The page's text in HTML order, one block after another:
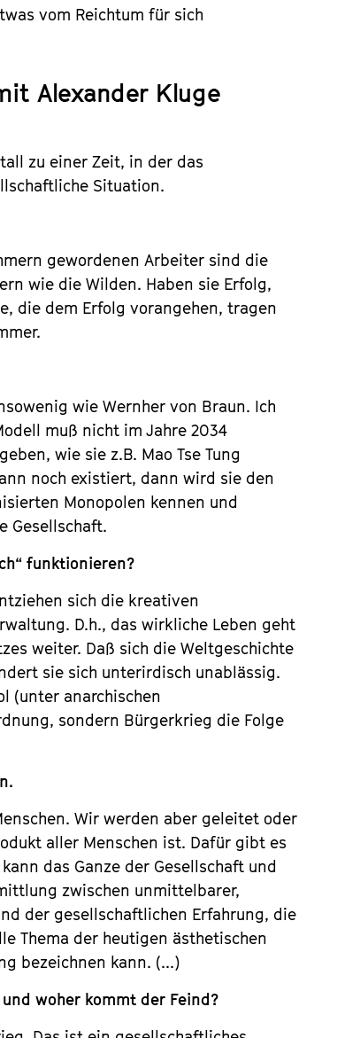
vom Reichtum für sich
Alexander Kluge
zu einer Zeit, in der das
Situation.
gewordenen Arbeiter sind die
wie die Wilden. Haben sie Erfolg,
die dem Erfolg vorangehen, tragen
wie Wernher von Braun. Ich
muß nicht im Jahre 2034
wie sie z.B. Mao Tse Tung
noch existiert, dann wird sie den
Monopolen kennen und
Gesellschaft.
funktionieren?
sich die kreativen
D.h., das wirkliche Leben geht
weiter. Daß sich die Weltgeschichte
sie sich unterirdisch unablässig.
(unter anarchischen
sondern Bürgerkrieg die Folge
Wir werden aber geleitet oder
aller Menschen ist. Dafür gibt es
das Ganze der Gesellschaft und
zwischen unmittelbarer,
der gesellschaftlichen Erfahrung, die
Thema der heutigen ästhetischen
bezeichnen kann. (...)
und woher kommt der Feind?